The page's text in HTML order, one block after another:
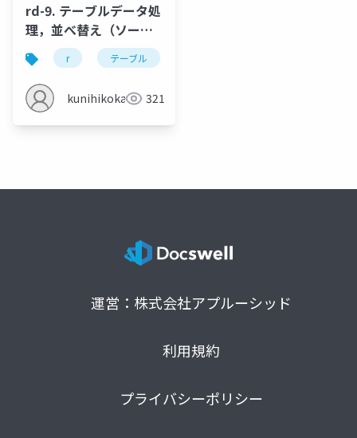
rd-9. テーブルデータ処
理，並べ替え（ソー
ト），集計・集約
r テーブル
kunihikokaneko321
運営：株式会社アプルーシッド
利用規約
プライバシーポリシー